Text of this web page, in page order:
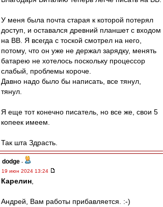
У меня была почта старая к которой потерял
доступ, и оставался древний планшет с входом
на ВВ. Я всегда с тоской смотрел на него,
потому, что он уже не держал зарядку, менять
батарею не хотелось поскольку процессор
слабый, проблемы короче.
Давно надо было бы написать, все тянул,
тянул.
Я еще тот конечно писатель, но все же, свои 5
копеек имеем.
Так шта Здрасть.
dodge -
19 июн 2024 13:24
Карелин
Андрей, Вам работы прибавляется. :-)